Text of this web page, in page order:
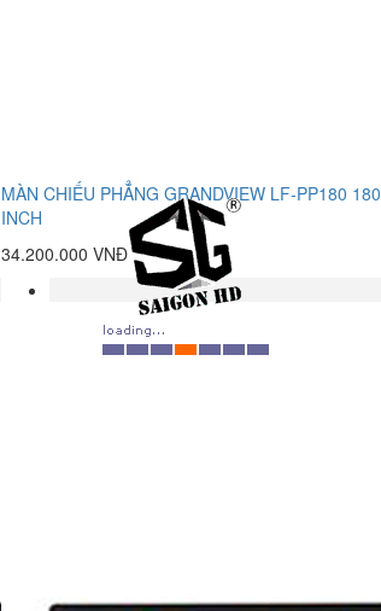
MÀN CHIẾU PHẲNG GRANDVIEW LF-PP180 180
INCH
34.200.000 VNĐ